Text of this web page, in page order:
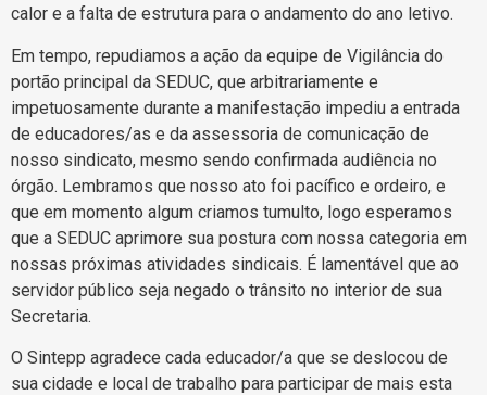
calor e a falta de estrutura para o andamento do ano letivo.
Em tempo, repudiamos a ação da equipe de Vigilância do
portão principal da SEDUC, que arbitrariamente e
impetuosamente durante a manifestação impediu a entrada
de educadores/as e da assessoria de comunicação de
nosso sindicato, mesmo sendo confirmada audiência no
órgão. Lembramos que nosso ato foi pacífico e ordeiro, e
que em momento algum criamos tumulto, logo esperamos
que a SEDUC aprimore sua postura com nossa categoria em
nossas próximas atividades sindicais. É lamentável que ao
servidor público seja negado o trânsito no interior de sua
Secretaria.
O Sintepp agradece cada educador/a que se deslocou de
sua cidade e local de trabalho para participar de mais esta